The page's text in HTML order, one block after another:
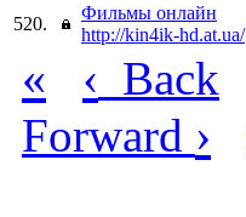
520.
Фильмы онлайн
http://kin4ik-hd.at.ua/
« ‹ Back
Forward ›